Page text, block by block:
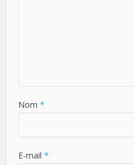
Nom*
E-mail*